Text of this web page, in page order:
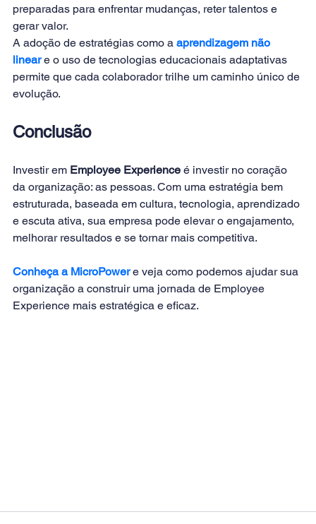
preparadas para enfrentar mudanças, reter talentos e
gerar valor.
A adoção de estratégias como a aprendizagem não
linear e o uso de tecnologias educacionais adaptativas
permite que cada colaborador trilhe um caminho único de
evolução.
Conclusão
Investir em Employee Experience é investir no coração
da organização: as pessoas. Com uma estratégia bem
estruturada, baseada em cultura, tecnologia, aprendizado
e escuta ativa, sua empresa pode elevar o engajamento,
melhorar resultados e se tornar mais competitiva.
Conheça a MicroPower e veja como podemos ajudar sua
organização a construir uma jornada de Employee
Experience mais estratégica e eficaz.